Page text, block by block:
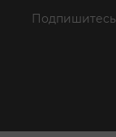
Подпишитесь